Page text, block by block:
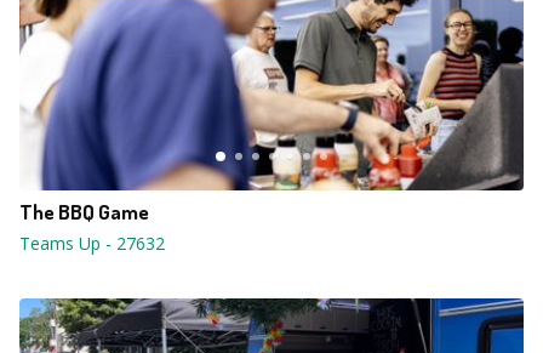
The BBQ Game
Teams Up - 27632